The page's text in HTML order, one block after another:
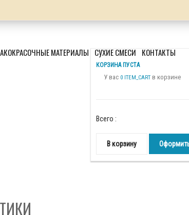
МАТЕРИАЛЫ СУХИЕ СМЕСИ КОНТАКТЫ
КОРЗИНА ПУСТА
У вас 0 ITEM_CART в корзине
Всего :
В корзину